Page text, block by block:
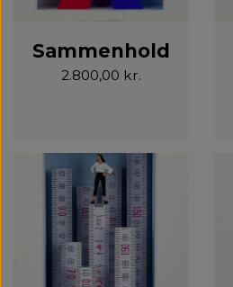
Sammenhold
2.800,00 kr.